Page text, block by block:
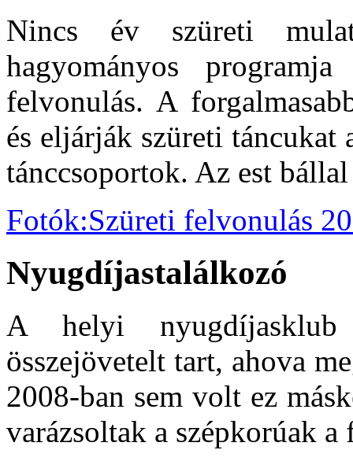
Nincs év szüreti
hagyományos
felvonulás. A
és eljárják szüreti
tánccsoportok. Az est
Fotók:Szüreti felvonulás
Nyugdíjastalálkozó
A helyi nyugdíjasklub
összejövetelt tart, ahova
2008-ban sem volt ez
varázsoltak a szépkorúak a